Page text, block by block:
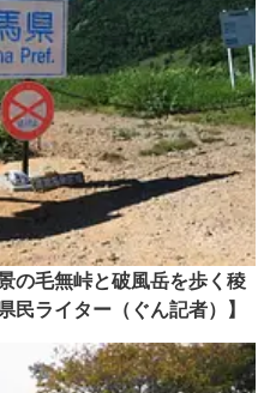
の毛無峠と破風岳を歩く稜
ライター（ぐん記者）】